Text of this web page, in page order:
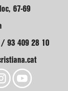
67-69
/ 93 409 28 10